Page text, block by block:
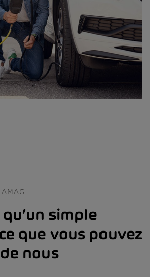
AMAG
simple
que vous pouvez
nous